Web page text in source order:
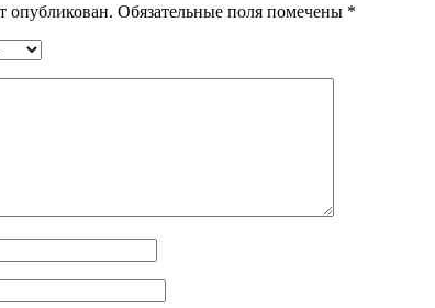
опубликован. Обязательные поля помечены *